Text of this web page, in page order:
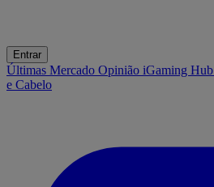
Entrar
Últimas Mercado Opinião iGaming Hub
e Cabelo